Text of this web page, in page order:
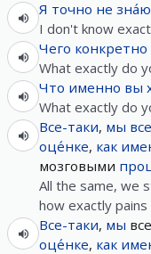
Я точно не зна́ю
I don't know
Чего конкретно
What exactly do
Что именно вы
What exactly do
Все-таки, мы все
оце́нке, как
мозговыми
All the same, we
how exactly
Все-таки, мы все
оце́нке, как